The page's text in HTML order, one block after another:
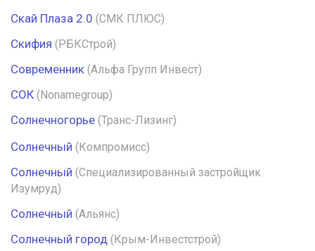
Скай Плаза 2.0 (СМК ПЛЮС)
Скифия (РБКСтрой)
Современник (Альфа Групп Инвест)
СОК (Nonamegroup)
Солнечногорье (Транс-Лизинг)
Солнечный (Компромисс)
Солнечный (Специализированный застройщик
Изумруд)
Солнечный (Альянс)
Солнечный город (Крым-Инвестстрой)